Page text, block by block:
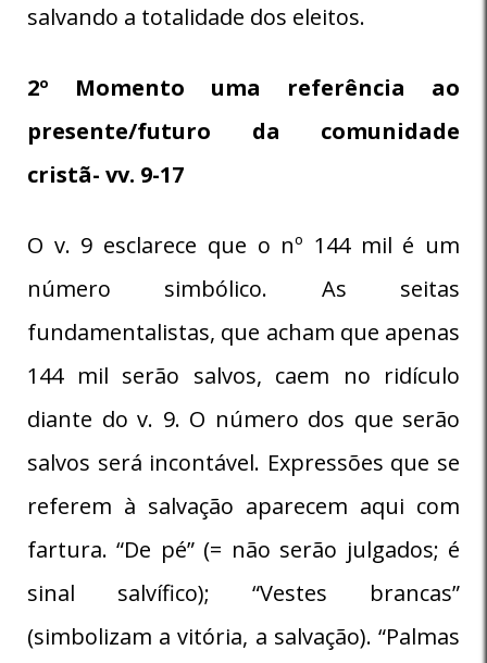
salvando a totalidade dos eleitos.
2º Momento uma referência ao
presente/futuro da comunidade
cristã- vv. 9-17
O v. 9 esclarece que o nº 144 mil é um
número simbólico. As seitas
fundamentalistas, que acham que apenas
144 mil serão salvos, caem no ridículo
diante do v. 9. O número dos que serão
salvos será incontável. Expressões que se
referem à salvação aparecem aqui com
fartura. “De pé” (= não serão julgados; é
sinal salvífico); “Vestes brancas”
(simbolizam a vitória, a salvação). “Palmas